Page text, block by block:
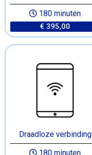
180 minuten
€ 395,00
Draadloze verbinding
180 minuten